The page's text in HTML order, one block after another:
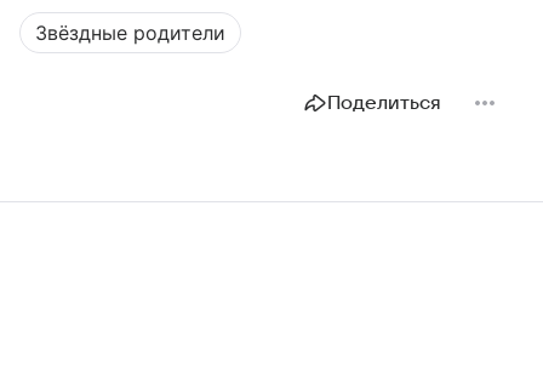
Звёздные родители
Поделиться